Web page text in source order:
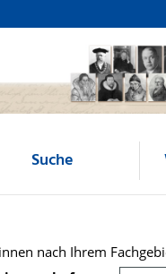
Suche
nach Ihrem